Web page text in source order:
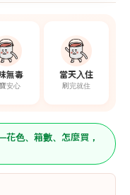
無毒
安心
當天入住
刷完就住
色、箱數、怎麼買，